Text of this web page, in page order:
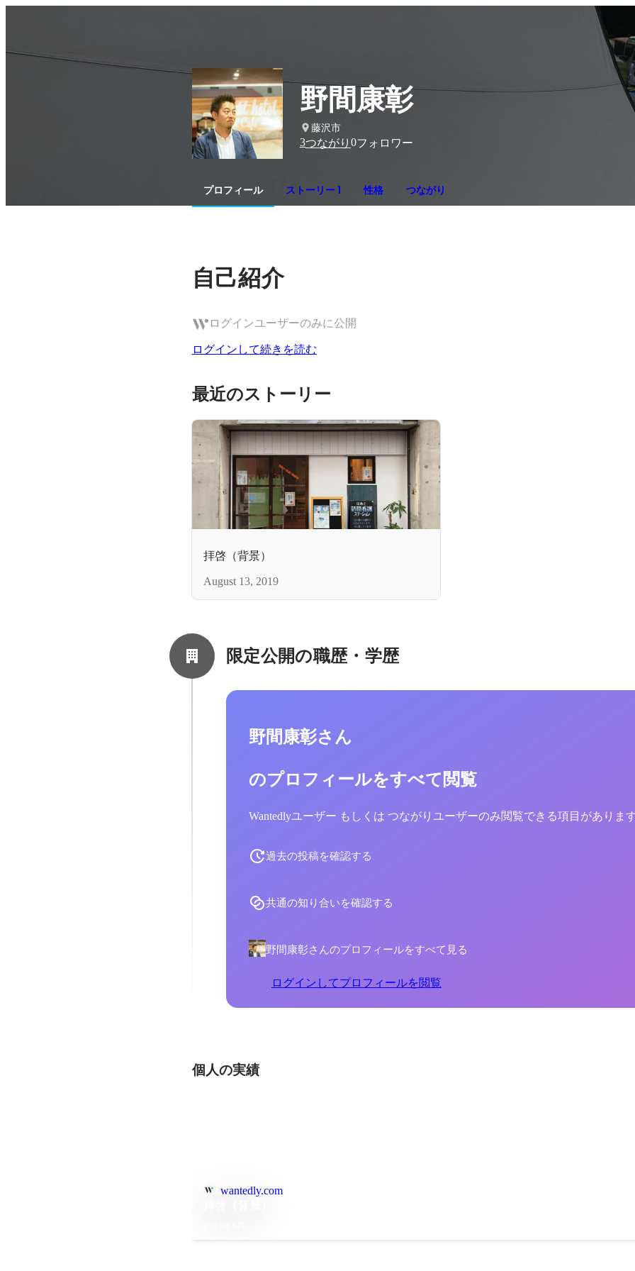
野間康彰
藤沢市
3つながり 0フォロワー
プロフィール ストーリー 1 性格 つながり
自己紹介
ログインユーザーのみに公開
ログインして続きを読む
最近のストーリー
拝啓（背景）
August 13, 2019
限定公開の職歴・学歴
野間康彰さん
のプロフィールをすべて閲覧
Wantedlyユーザー もしくは つながりユーザーのみ閲覧できる項目がありま
過去の投稿を確認する
共通の知り合いを確認する
野間康彰さんのプロフィールをすべて見る
ログインしてプロフィールを閲覧
個人の実績
wantedly.com